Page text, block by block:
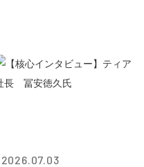
2026.07.03